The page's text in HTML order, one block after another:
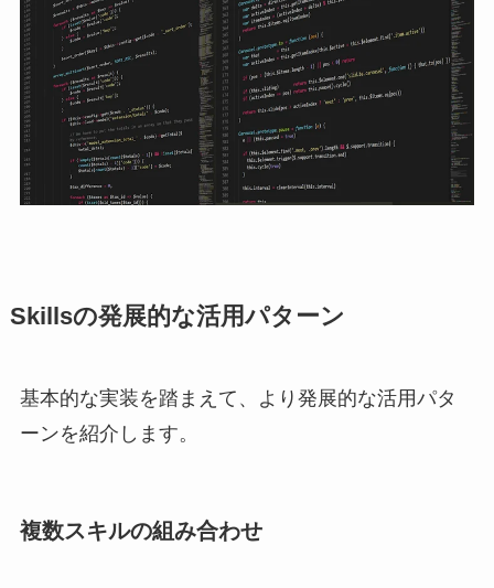
Skillsの発展的な活用パターン
基本的な実装を踏まえて、より発展的な活用パタ
ーンを紹介します。
複数スキルの組み合わせ